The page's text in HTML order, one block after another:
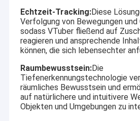
Echtzeit-Tracking:Diese
Verfolgung von Bewegungen
sodass VTuber fließend auf
reagieren und ansprechende
können, die sich lebensechter
Raumbewusstsein:Die
Tiefenerkennungstechnologie
räumliches Bewusstsein und
auf natürlichere und intuitivere
Objekten und Umgebungen zu